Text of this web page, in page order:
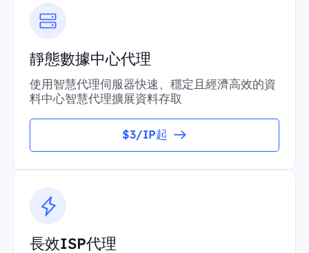
靜態數據中心代理
使用智慧代理伺服器快速、穩定且經濟高效的資
料中心智慧代理擴展資料存取
$3/IP起
長效ISP代理